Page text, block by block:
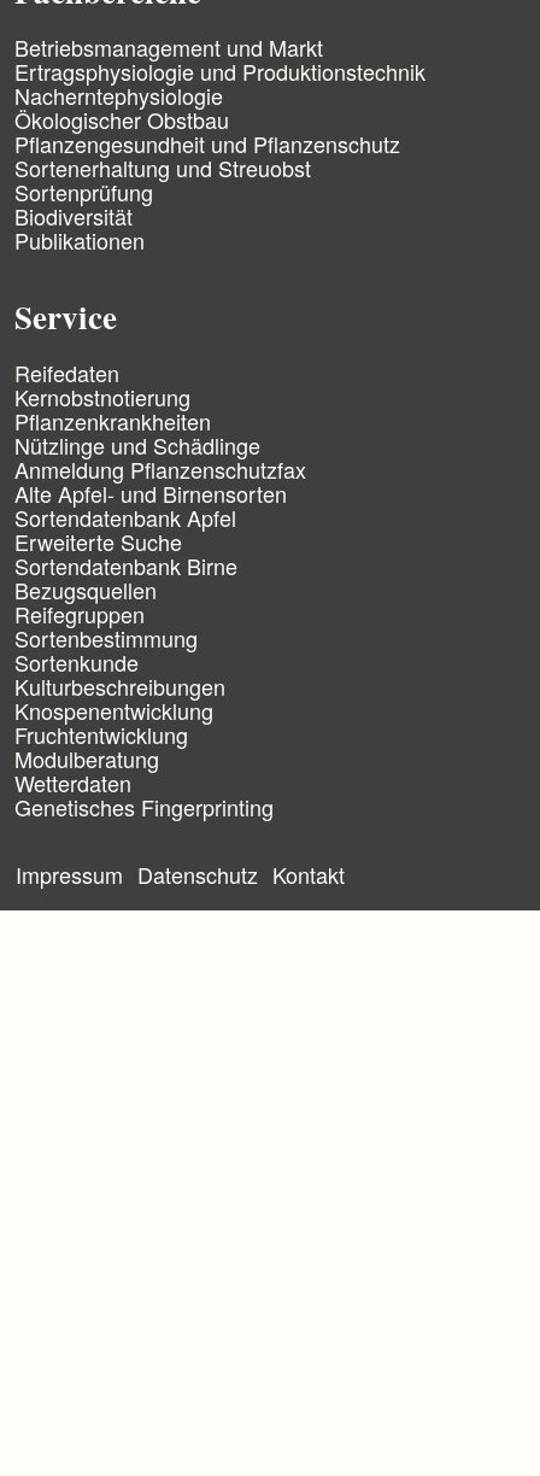
n
g
e
n
N
a
v
i
g
a
t
i
o
n
e
r
p
r
i
n
g
e
n
Betriebsmanagement und Markt
Ertragsphysiologie und Produktionstechnik
Nacherntephysiologie
Ökologischer Obstbau
Pflanzengesundheit und Pflanzenschutz
Sortenerhaltung und Streuobst
Sortenprüfung
Biodiversität
Publikationen
Service
N
a
v
i
g
a
t
i
o
n
ü
b
e
r
s
p
r
i
n
g
e
n
Reifedaten
Kernobstnotierung
Pflanzenkrankheiten
Nützlinge und Schädlinge
Anmeldung Pflanzenschutzfax
Alte Apfel- und Birnensorten
Sortendatenbank Apfel
Erweiterte Suche
Sortendatenbank Birne
Bezugsquellen
Reifegruppen
Sortenbestimmung
Sortenkunde
Kulturbeschreibungen
Knospenentwicklung
Fruchtentwicklung
Modulberatung
Wetterdaten
Genetisches Fingerprinting
a
v
i
Impressum Datenschutz Kontakt